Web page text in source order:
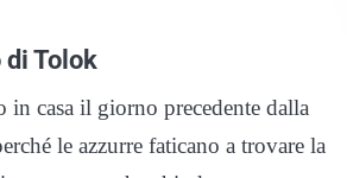
Tolok
casa il giorno precedente dalla
le azzurre faticano a trovare la